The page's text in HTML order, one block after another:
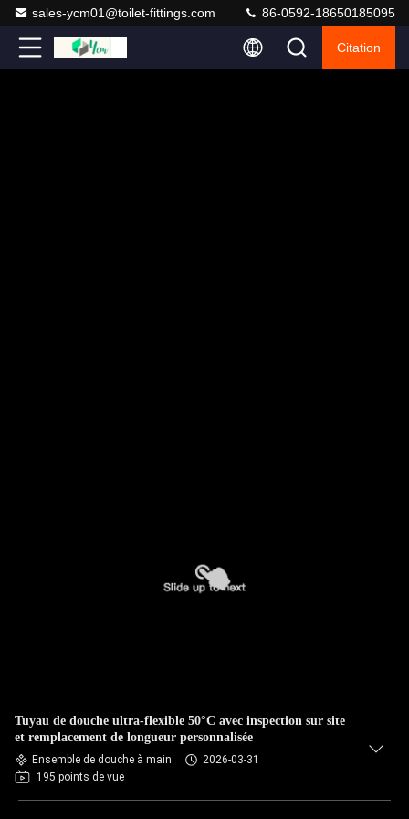
sales-ycm01@toilet-fittings.com 86-0592-18650185095
Citation
Tuyau de douche ultra-flexible 50°C avec inspection sur site
et remplacement de longueur personnalisée
Ensemble de douche à main
2026-03-31
195 points de vue